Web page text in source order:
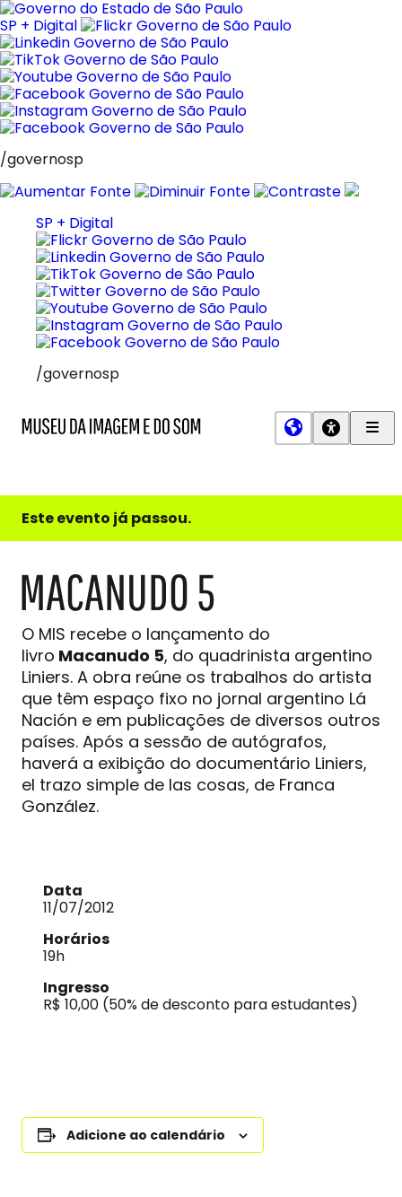
Pular
para
o
conteúdo
SP + Digital
/governosp
SP + Digital
/governosp
e
do
Este evento já passou.
MACANUDO 5
O MIS recebe o lançamento do
livro Macanudo 5, do quadrinista argentino
Liniers. A obra reúne os trabalhos do artista
que têm espaço fixo no jornal argentino Lá
Nación e em publicações de diversos outros
países. Após a sessão de autógrafos,
haverá a exibição do documentário Liniers,
el trazo simple de las cosas, de Franca
González.
Data
11/07/2012
Horários
19h
Ingresso
R$ 10,00 (50% de desconto para estudantes)
Adicione ao calendário